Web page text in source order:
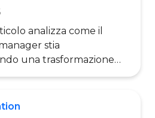
analizza come il
stia
una trasformazione
la pressione dell’AI,
figure di leadership nei